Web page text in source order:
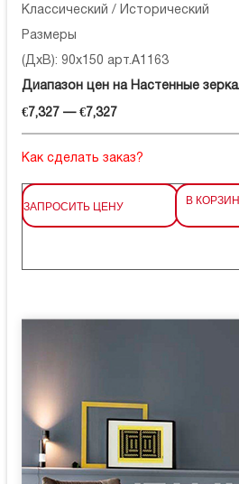
Классический / Исторический
Размеры
(ДхВ): 90x150 арт.A1163
Диапазон цен на Настенные
€7,327 — €7,327
Как сделать заказ?
ЗАПРОСИТЬ ЦЕНУ В